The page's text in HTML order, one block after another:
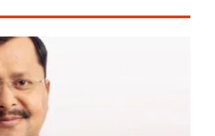
वाले